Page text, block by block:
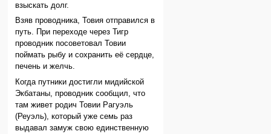
взыскать долг.
Взяв проводника, Товия отправился в
путь. При переходе через Тигр
проводник посоветовал Товии
поймать рыбу и сохранить её сердце,
печень и желчь.
Когда путники достигли мидийской
Экбатаны, проводник сообщил, что
там живет родич Товии Рагуэль
(Реуэль), который уже семь раз
выдавал замуж свою единственную